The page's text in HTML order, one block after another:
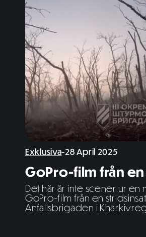
Exklusiva-28 April 2025
GoPro-film från
Det här är inte scener ur en
GoPro-film från en
Anfallsbrigaden i